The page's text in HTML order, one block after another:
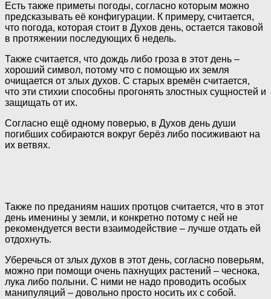
Есть также приметы погоды, согласно которым можно
предсказывать её конфигурации. К примеру, считается,
что погода, которая стоит в Духов день, остается таковой
в протяжении последующих 6 недель.
Также считается, что дождь либо гроза в этот день –
хороший символ, потому что с помощью их земля
очищается от злых духов. С старых времён считается,
что эти стихии способны прогонять злостных сущностей и
защищать от их.
Согласно ещё одному поверью, в Духов день души
погибших собираются вокруг берёз либо посиживают на
их ветвях.
Также по преданиям наших протцов считается, что в этот
день именины у земли, и конкретно потому с ней не
рекомендуется вести взаимодействие – лучше отдать ей
отдохнуть.
Уберечься от злых духов в этот день, согласно поверьям,
можно при помощи очень пахнущих растений – чеснока,
лука либо полыни. С ними не надо проводить особых
манипуляций – довольно просто носить их с собой.